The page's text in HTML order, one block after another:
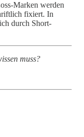
Marken werden
fixiert. In
durch Short-
muss?